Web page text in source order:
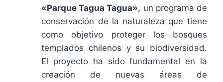
«Parque Tagua Tagua», un programa de
conservación de la naturaleza que tiene
como objetivo proteger los bosques
templados chilenos y su biodiversidad.
El proyecto ha sido fundamental en la
creación de nuevas áreas de